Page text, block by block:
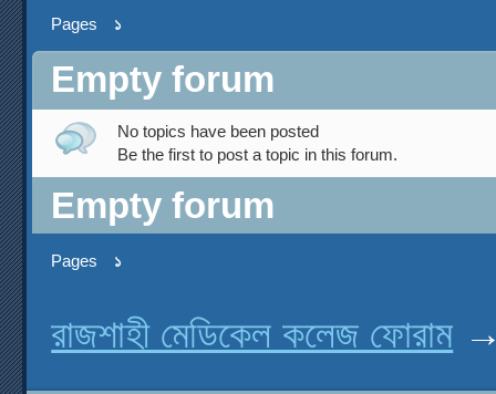
Pages ১
Empty forum
No topics have been posted
Be the first to post a topic in this forum.
Empty forum
Pages ১
রাজশাহী মেডিকেল কলেজ ফোরাম